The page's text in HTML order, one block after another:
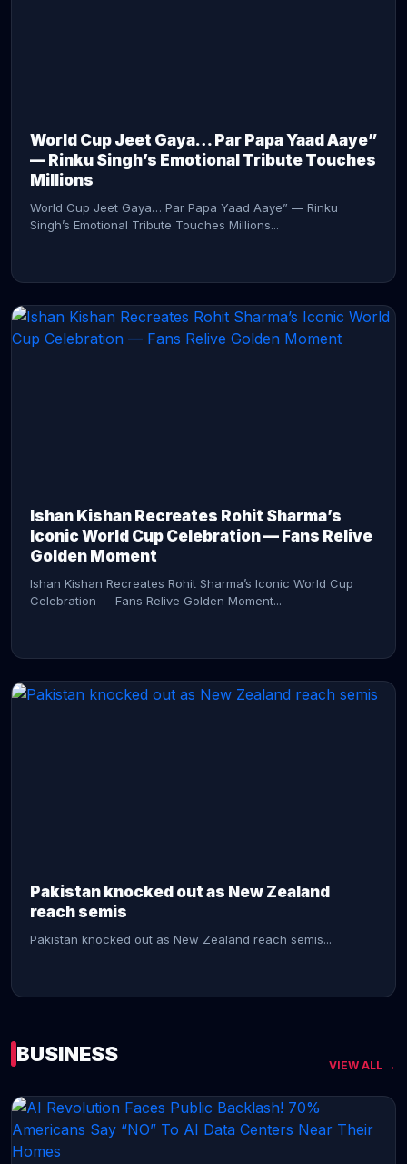
World Cup Jeet Gaya… Par Papa Yaad Aaye”
— Rinku Singh’s Emotional Tribute Touches
Millions
World Cup Jeet Gaya… Par Papa Yaad Aaye” — Rinku
Singh’s Emotional Tribute Touches Millions...
Ishan Kishan Recreates Rohit Sharma’s
Iconic World Cup Celebration — Fans Relive
Golden Moment
Ishan Kishan Recreates Rohit Sharma’s Iconic World Cup
Celebration — Fans Relive Golden Moment...
Pakistan knocked out as New Zealand
reach semis
Pakistan knocked out as New Zealand reach semis...
CONTINUE READING →
BUSINESS VIEW ALL →